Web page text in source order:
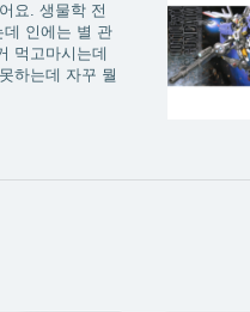
요. 생물학 전
데 인에는 별 관
먹고마시는데
하는데 자꾸 뭘